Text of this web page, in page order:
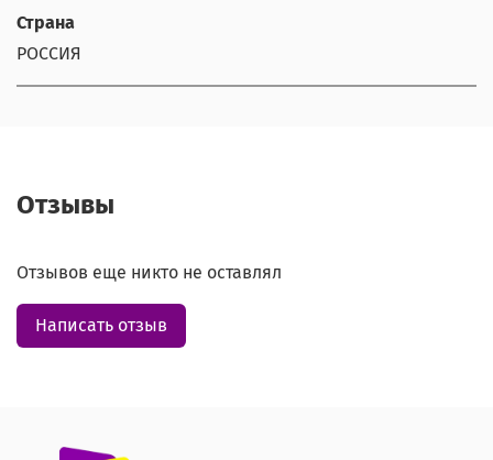
Страна
РОССИЯ
Отзывы
Отзывов еще никто не оставлял
Написать отзыв